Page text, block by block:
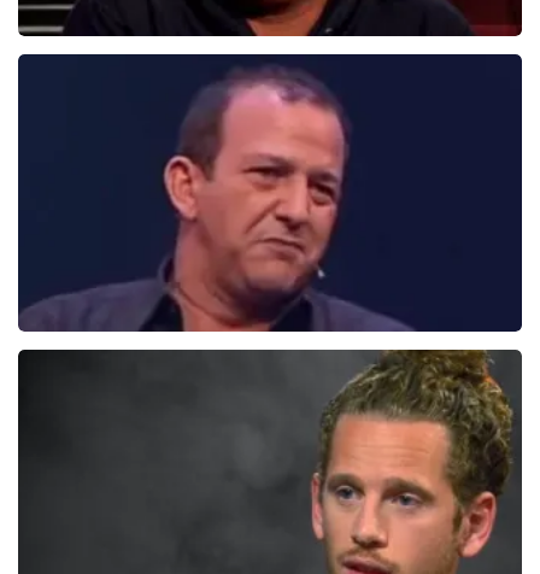
Daniel Arends
878+ reviews
BEKIJKEN